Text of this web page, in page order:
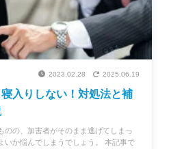
2023.02.28 2025.06.19
入りしない！対処法と補
のの、加害者がそのまま逃げてしまっ
いか悩んでしまうでしょう。 本記事で